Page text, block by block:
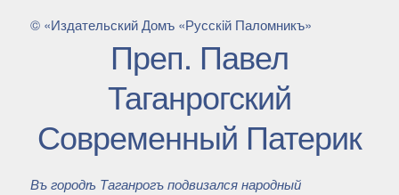
© «Издательский Домъ «Русскiй Паломникъ»
Преп. Павел
Таганрогский
Современный Патерик
Въ городѣ Таганрогъ подвизался народный